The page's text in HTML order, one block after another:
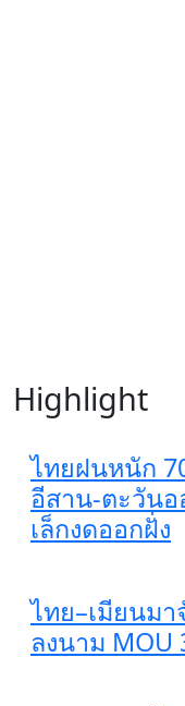
Highlight
ไทยฝนหนัก
อีสาน-ตะวันอ
เล็กงดออกฝั่ง
ไทย–เมียนม
ลงนาม